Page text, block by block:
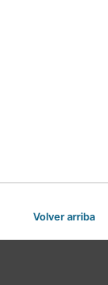
Volver arriba